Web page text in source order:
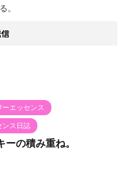
。
ーエッセンス
ンス日誌
の積み重ね。